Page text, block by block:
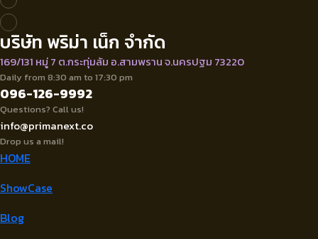
บริษัท พริม่า เน็ก จำกัด
169/131 หมู่ 7 ต.กระทุ่มล้ม อ.สามพราน จ.นครปฐม 73220
Daily from 8:30 am to 17:30 pm
096-126-9992
Questions? Call us!
info@primanext.co
Drop us a mail!
HOME
ShowCase
Blog